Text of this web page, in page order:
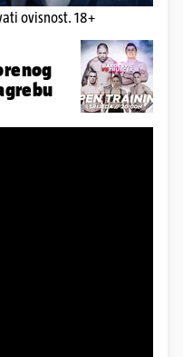
ovisnost. 18+